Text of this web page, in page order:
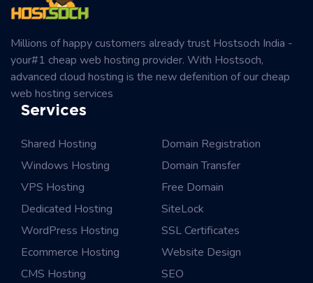
Millions of happy customers already trust Hostsoch India -
your#1 cheap web hosting provider. With Hostsoch,
advanced cloud hosting is the new defenition of our cheap
web hosting services
Services
Shared Hosting
Windows Hosting
VPS Hosting
Dedicated Hosting
WordPress Hosting
Ecommerce Hosting
CMS Hosting
Domain Registration
Domain Transfer
Free Domain
SiteLock
SSL Certificates
Website Design
SEO